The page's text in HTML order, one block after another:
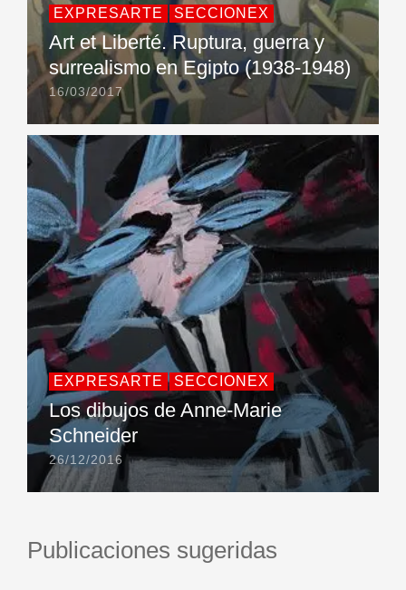
EXPRESARTE SECCIONEX
Art et Liberté. Ruptura, guerra y
surrealismo en Egipto (1938-1948)
16/03/2017
EXPRESARTE SECCIONEX
Los dibujos de Anne-Marie
Schneider
26/12/2016
Publicaciones sugeridas